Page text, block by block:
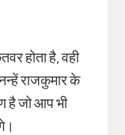
होता है, वही
राजकुमार के
है जो आप भी